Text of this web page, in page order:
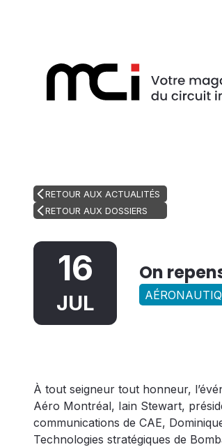
RETOUR AUX ACTUALITÉS
RETOUR AUX DOSSIERS
16
JUL
On
À tout seigneur tout honneur,
Aéro Montréal, Iain Stewart,
communications de CAE,
Technologies stratégiques de